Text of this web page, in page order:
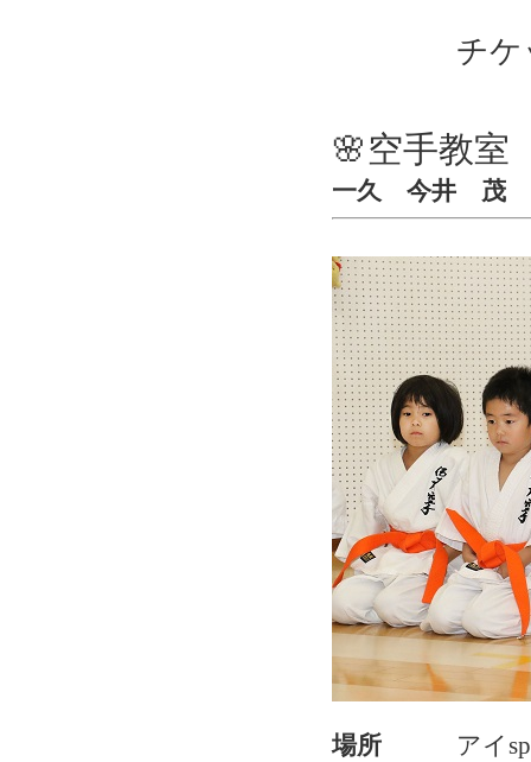
チ
🌸空手教室
一久 今井 茂
場所 アイ